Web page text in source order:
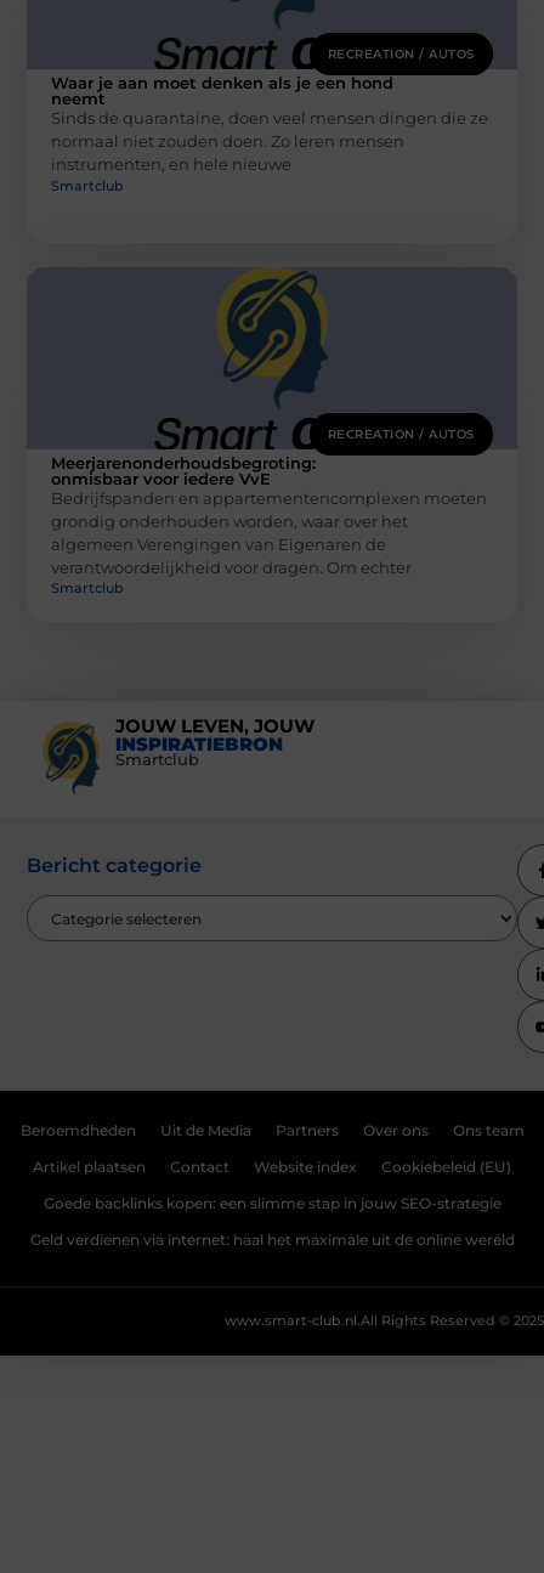
RECREATION / AUTOS
Waar je aan moet denken als je een hond
neemt
Sinds de quarantaine, doen veel mensen dingen die ze
normaal niet zouden doen. Zo leren mensen
instrumenten, en hele nieuwe
Smartclub
RECREATION / AUTOS
Meerjarenonderhoudsbegroting:
onmisbaar voor iedere VvE
Bedrijfspanden en appartementencomplexen moeten
grondig onderhouden worden, waar over het
algemeen Verengingen van Eigenaren de
verantwoordelijkheid voor dragen. Om echter
Smartclub
JOUW LEVEN, JOUW
INSPIRATIEBRON
Smartclub
Bericht categorie
Beroemdheden Uit de Media Partners Over ons Ons team
Artikel plaatsen Contact Website index Cookiebeleid (EU)
Goede backlinks kopen: een slimme stap in jouw SEO-strategie
Geld verdienen via internet: haal het maximale uit de online wereld
All Rights Reserved © 2025
www.smart-club.nl.